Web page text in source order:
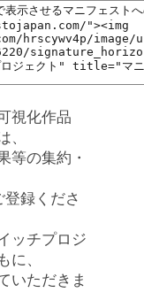
視化作品
、
等の集約・
登録くださ
ッチプロジ
に、
いただきま